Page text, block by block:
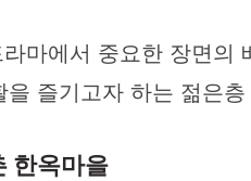
라마에서 중요한 장면의
을 즐기고자 하는 젊은
한옥마을